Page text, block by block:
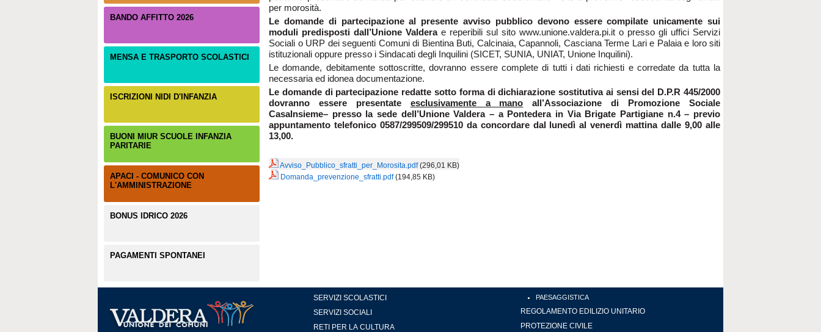
per morosità.
Le domande di partecipazione al presente avviso pubblico devono essere compilate unicamente sui
moduli predisposti dall’Unione Valderae reperibili sul sito www.unione.valdera.pi.it o presso gli uffici Servizi
Sociali o URP dei seguenti Comuni di Bientina Buti, Calcinaia, Capannoli, Casciana Terme Lari e Palaia e loro siti
istituzionali oppure presso i Sindacati degli Inquilini (SICET, SUNIA, UNIAT, Unione Inquilini).
Le domande, debitamente sottoscritte, dovranno essere complete di tutti i dati richiesti e corredate da tutta la
necessaria ed idonea documentazione.
Le domande di partecipazione redatte sotto forma di dichiarazione sostitutiva ai sensi del D.P.R 445/2000
dovranno essere presentate esclusivamente a mano all’Associazione di Promozione Sociale
CasaInsieme– presso la sede dell’Unione Valdera – a Pontedera in Via Brigate Partigiane n.4 – previo
appuntamento telefonico 0587/299509/299510 da concordare dal lunedì al venerdì mattina dalle 9,00 alle
13,00.
Avviso_Pubblico_sfratti_per_Morosita.pdf (296,01 KB)
Domanda_prevenzione_sfratti.pdf (194,85 KB)
BANDO AFFITTO 2026
MENSA E TRASPORTO SCOLASTICI
ISCRIZIONI NIDI D'INFANZIA
BUONI MIUR SCUOLE INFANZIA
PARITARIE
APACI - COMUNICO CON
L'AMMINISTRAZIONE
BONUS IDRICO 2026
PAGAMENTI SPONTANEI
SERVIZI SCOLASTICI
SERVIZI SOCIALI
RETI PER LA CULTURA
PAESAGGISTICA
REGOLAMENTO EDILIZIO UNITARIO
PROTEZIONE CIVILE